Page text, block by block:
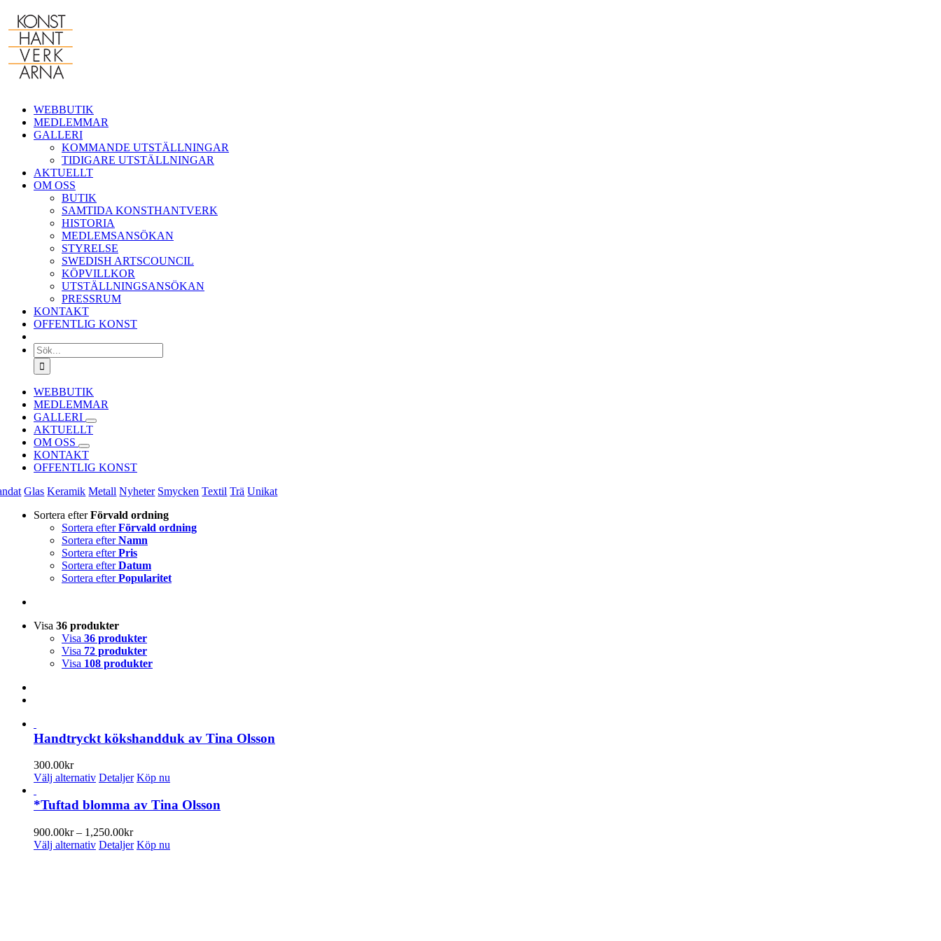
innehållet
WEBBUTIK
MEDLEMMAR
GALLERI
KOMMANDE UTSTÄLLNINGAR
TIDIGARE UTSTÄLLNINGAR
AKTUELLT
OM OSS
BUTIK
SAMTIDA KONSTHANTVERK
HISTORIA
MEDLEMSANSÖKAN
STYRELSE
SWEDISH ARTSCOUNCIL
KÖPVILLKOR
UTSTÄLLNINGSANSÖKAN
PRESSRUM
KONTAKT
OFFENTLIG KONST
Sök
efter:
WEBBUTIK
MEDLEMMAR
GALLERI
AKTUELLT
OM OSS
KONTAKT
OFFENTLIG KONST
Glas Keramik Metall Nyheter Smycken Textil Trä Unikat
Sortera efterFörvald ordning
Sortera efterFörvald ordning
Sortera efterNamn
Sortera efterPris
Sortera efterDatum
Sortera efterPopularitet
Visa 36 produkter
Visa 36 produkter
Visa 72 produkter
Visa 108 produkter
Handtryckt kökshandduk av Tina Olsson
300.00kr
Välj alternativ Den
produkten
har
flera
varianter.
De
Detaljer Köp nu
*Tuftad blomma av Tina Olsson
900.00kr – 1,250.00krPrisintervall:
900.00kr
Välj alternativ Den
Detaljer Köp nu